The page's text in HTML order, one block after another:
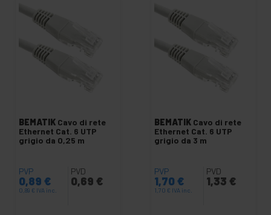
BEMATIK Cavo di rete
Ethernet Cat. 6 UTP
grigio da 0,25 m
PVP
0,89 €
0,89 € IVA inc.
PVD
0,69 €
BEMATIK Cavo di rete
Ethernet Cat. 6 UTP
grigio da 3 m
PVP
1,70 €
1,70 € IVA inc.
PVD
1,33 €